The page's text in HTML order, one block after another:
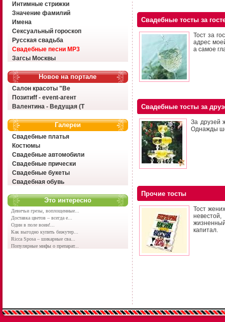
Интимные стрижки
Значение фамилий
Имена
Сексуальный гороскоп
Русская свадьба
Свадебные песни MP3
Загсы Москвы
Новое на портале
Салон красоты "Ве
Позитиff - event-агент
Валентина - Ведущая (Т
Галереи
Свадебные платья
Костюмы
Свадебные автомобили
Свадебные прически
Свадебные букеты
Свадебная обувь
Это интересно
Девичьи грезы, воплощенные...
Доставка цветов – всегда е...
Один в поле воин!...
Как выгодно купить бижутер...
Ricca Sposa – шикарные сва...
Популярные мифы о препарат...
Свадебные тосты за
Тост за
адрес
а самое
Свадебные тосты за
За друзей
Однажды
Прочие тосты
Тост
капитал.